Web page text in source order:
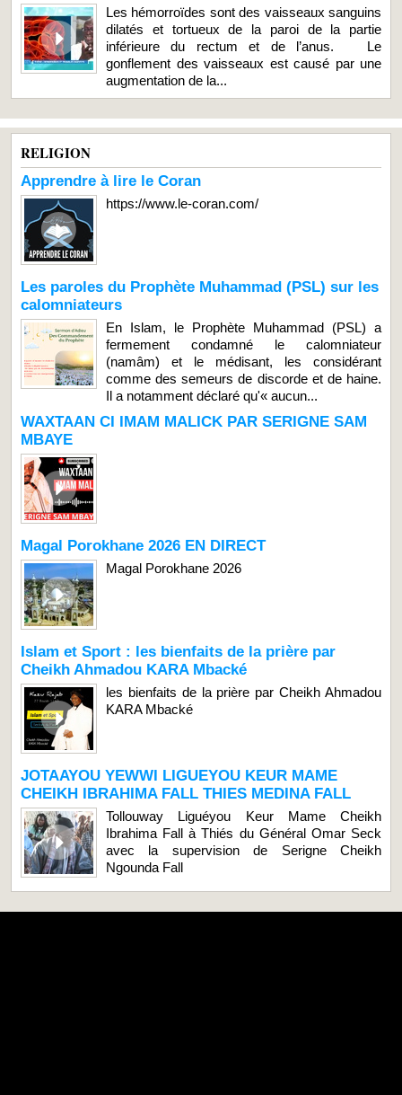
Les hémorroïdes sont des vaisseaux sanguins
dilatés et tortueux de la paroi de la partie
inférieure du rectum et de l’anus. Le
gonflement des vaisseaux est causé par une
augmentation de la...
RELIGION
Apprendre à lire le Coran
https://www.le-coran.com/
Les paroles du Prophète Muhammad (PSL) sur les
calomniateurs
En Islam, le Prophète Muhammad (PSL) a
fermement condamné le calomniateur
(namâm) et le médisant, les considérant
comme des semeurs de discorde et de haine.
Il a notamment déclaré qu'« aucun...
WAXTAAN CI IMAM MALICK PAR SERIGNE SAM
MBAYE
Magal Porokhane 2026 EN DIRECT
Magal Porokhane 2026
Islam et Sport : les bienfaits de la prière par
Cheikh Ahmadou KARA Mbacké
les bienfaits de la prière par Cheikh Ahmadou
KARA Mbacké
JOTAAYOU YEWWI LIGUEYOU KEUR MAME
CHEIKH IBRAHIMA FALL THIES MEDINA FALL
Tollouway Liguéyou Keur Mame Cheikh
Ibrahima Fall à Thiés du Général Omar Seck
avec la supervision de Serigne Cheikh
Ngounda Fall